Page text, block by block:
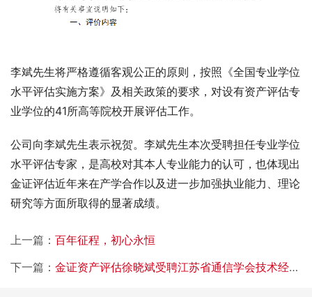
李斌先生将严格遵循客观公正的原则，按照《全国专业学位
水平评估实施方案》及相关政策的要求，对设有资产评估专
业学位的41所高等院校开展评估工作。
公司向李斌先生表示祝贺。李斌先生本次受聘担任专业学位
水平评估专家，是高校对其本人专业能力的认可，也体现出
金证评估近年来在产学合作以及进一步加强执业能力、理论
研究等方面所取得的显著成绩。
上一篇： 百年征程，初心永恒
下一篇： 金证资产评估徐晓斌受聘江苏省通信学会技术经济与管理现代化专委会副主任委员